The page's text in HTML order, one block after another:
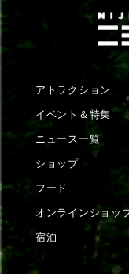
アトラクション
イベント＆特集
ニュース一覧
ショップ
フード
オンラインショッ
宿泊